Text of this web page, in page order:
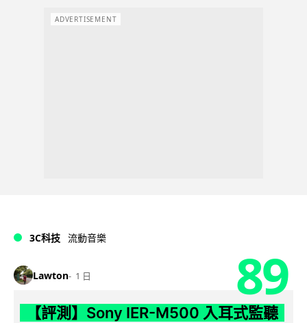
ADVERTISEMENT
3C科技 流動音樂
Lawton 1 日 89
【評測】Sony IER-M500 入耳式監聽